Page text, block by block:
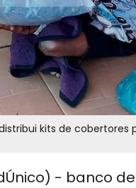
kits de
- banco